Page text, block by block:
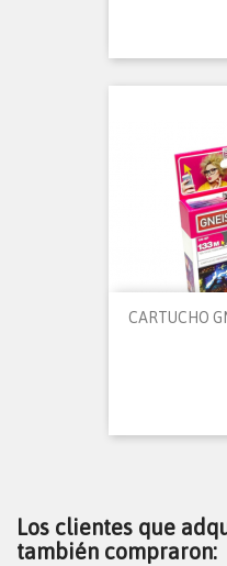
CARTUCHO
Los clientes que
también compraron: